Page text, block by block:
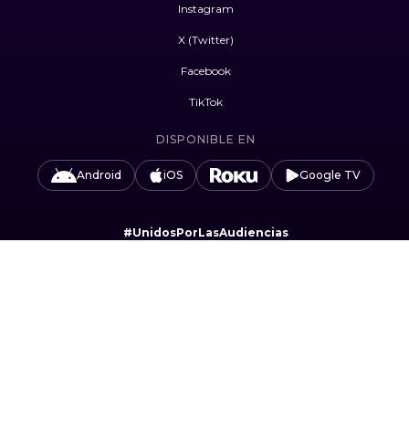
Instagram
X (Twitter)
Facebook
TikTok
DISPONIBLE EN
Android iOS Google TV
#UnidosPorLasAudiencias